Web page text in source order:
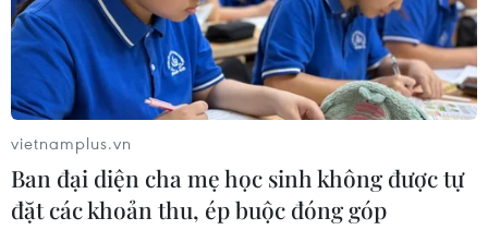
CƠ QUAN CHỦ QUẢN: THÔNG TẤN XÃ VIỆT NAM
Tổng Biên tập: TRẦN TIẾN DUẨN
Phó Tổng Biên tập: NGUYỄN THỊ TÁM, KHÚC THANH
THỦY
vietnamplus.vn
Ban đại diện cha mẹ học sinh không được tự
đặt các khoản thu, ép buộc đóng góp